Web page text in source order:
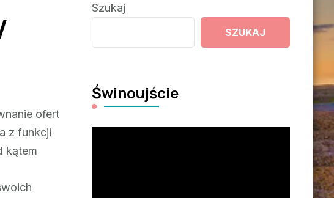
ofert
z funkcji
kątem
Szukaj
SZUKAJ
Świnoujście